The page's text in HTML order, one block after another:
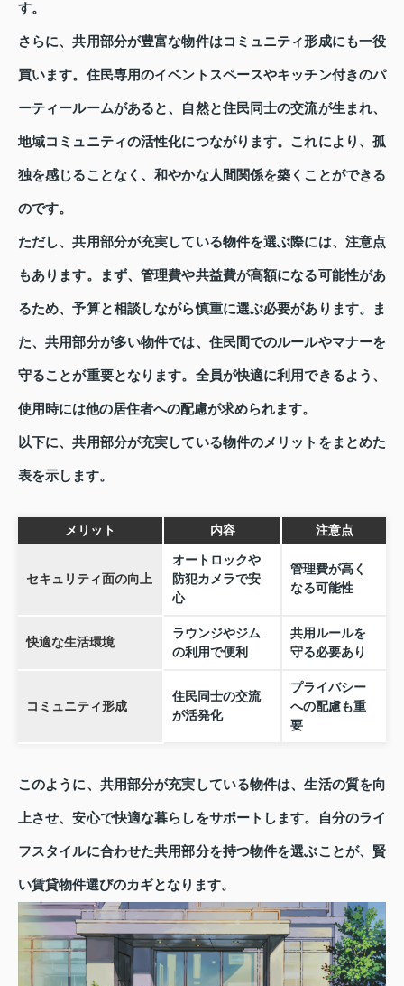
す。
さらに、共用部分が豊富な物件はコミュニティ形成にも一役
買います。住民専用のイベントスペースやキッチン付きのパ
ーティールームがあると、自然と住民同士の交流が生まれ、
地域コミュニティの活性化につながります。これにより、孤
独を感じることなく、和やかな人間関係を築くことができる
のです。
ただし、共用部分が充実している物件を選ぶ際には、注意点
もあります。まず、管理費や共益費が高額になる可能性があ
るため、予算と相談しながら慎重に選ぶ必要があります。ま
た、共用部分が多い物件では、住民間でのルールやマナーを
守ることが重要となります。全員が快適に利用できるよう、
使用時には他の居住者への配慮が求められます。
以下に、共用部分が充実している物件のメリットをまとめた
表を示します。
メリット 内容 注意点
セキュリティ面の向上
オートロックや
防犯カメラで安
心
管理費が高く
なる可能性
快適な生活環境
ラウンジやジム
の利用で便利
共用ルールを
守る必要あり
コミュニティ形成
住民同士の交流
が活発化
プライバシー
への配慮も重
要
このように、共用部分が充実している物件は、生活の質を向
上させ、安心で快適な暮らしをサポートします。自分のライ
フスタイルに合わせた共用部分を持つ物件を選ぶことが、賢
い賃貸物件選びのカギとなります。